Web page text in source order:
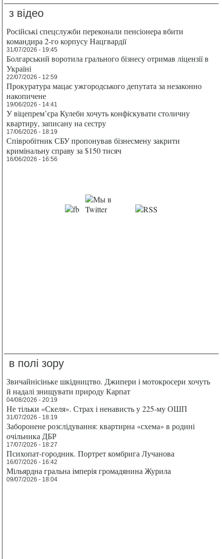
з відео
Російські спецслужби переконали пенсіонера вбити
командира 2-го корпусу Нацгвардії
31/07/2026 - 19:45
Болгарський воротила грального бізнесу отримав ліцензії в
Україні
22/07/2026 - 12:59
Прокуратура мацає ужгородського депутата за незаконно
накопичене
19/06/2026 - 14:41
У віцепрем’єра Кулеби хочуть конфіскувати столичну
квартиру, записану на сестру
17/06/2026 - 18:19
Співробітник СБУ пропонував бізнесмену закрити
кримінальну справу за $150 тисяч
16/06/2026 - 16:56
в полі зору
Звичайнісіньке шкідництво. Джипери і мотокросери хочуть
й надалі знищувати природу Карпат
04/08/2026 - 20:19
Не тільки «Скеля». Страх і ненависть у 225-му ОШП
31/07/2026 - 18:19
Заборонене розслідування: квартирна «схема» в родині
очільника ДБР
17/07/2026 - 18:27
Психопат-городник. Портрет комбрига Лучанова
16/07/2026 - 16:42
Мільярдна гральна імперія громадянина Журила
09/07/2026 - 18:04